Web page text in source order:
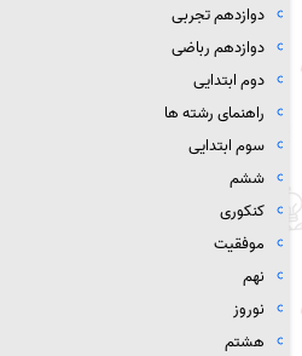
دوازدهم تجربی
دوازدهم رباضی
دوم ابتدایی
راهنمای رشته ها
سوم ابتدایی
ششم
کنکوری
موفقیت
نهم
نوروز
هشتم